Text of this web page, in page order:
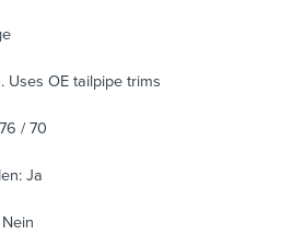
Uses OE tailpipe trims
/ 70
Ja